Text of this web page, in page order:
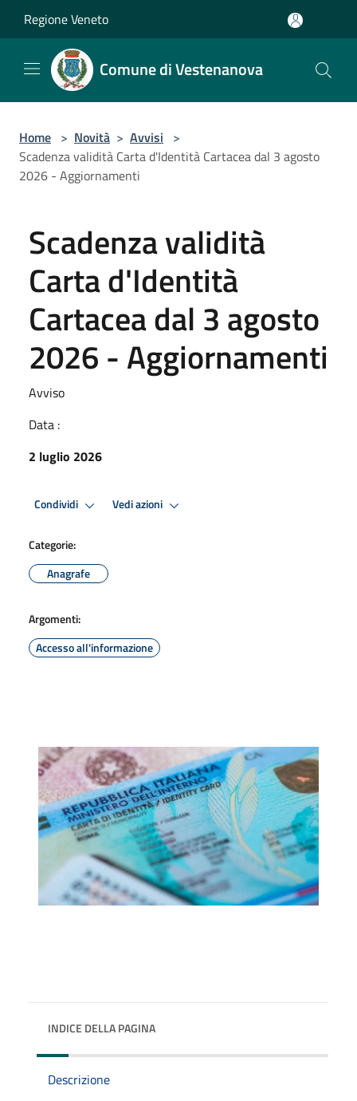
Regione Veneto
Comune di Vestenanova
Home > Novità > Avvisi >
Scadenza validità Carta d'Identità Cartacea dal 3 agosto
2026 - Aggiornamenti
Scadenza validità
Carta d'Identità
Cartacea dal 3 agosto
2026 - Aggiornamenti
Avviso
Data :
2 luglio 2026
Condividi Vedi azioni
Categorie:
Anagrafe
Argomenti:
Accesso all'informazione
INDICE DELLA PAGINA
Descrizione